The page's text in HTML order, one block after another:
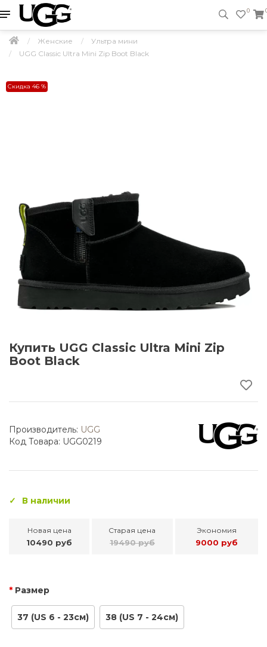
0
Женские
Ультра мини
UGG Classic Ultra Mini Zip Boot Black
Скидка 46 %
Купить UGG Classic Ultra Mini Zip
Boot Black
Производитель: UGG
Код Товара: UGG0219
В наличии
Новая цена
10490 руб
Старая цена
19490 руб
Экономия
9000 руб
Размер
37 (US 6 - 23см) 38 (US 7 - 24см)